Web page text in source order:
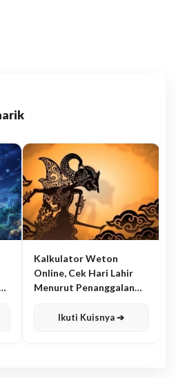
Kalkulator Weton
Online, Cek Hari Lahir
Menurut Penanggalan
Ikuti Kuisnya ➔